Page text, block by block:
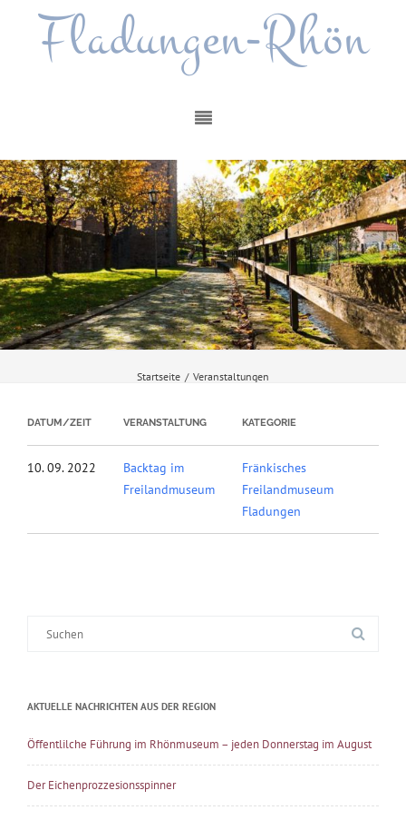
Fladungen-Rhön
Startseite / Veranstaltungen
DATUM/ZEIT VERANSTALTUNG KATEGORIE
10. 09. 2022
Backtag im
Freilandmuseum
Fränkisches
Freilandmuseum
Fladungen
AKTUELLE NACHRICHTEN AUS DER REGION
Öffentlilche Führung im Rhönmuseum – jeden Donnerstag im August
Der Eichenprozzesionsspinner